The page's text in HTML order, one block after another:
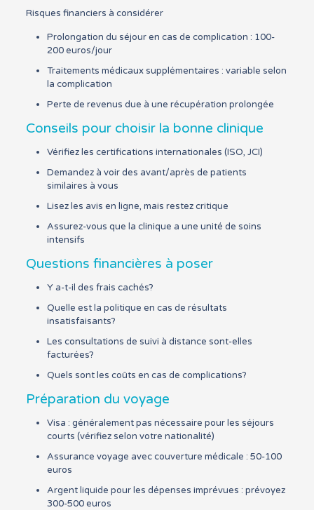
Risques financiers à considérer
Prolongation du séjour en cas de complication : 100-
200 euros/jour
Traitements médicaux supplémentaires : variable selon
la complication
Perte de revenus due à une récupération prolongée
Conseils pour choisir la bonne clinique
Vérifiez les certifications internationales (ISO, JCI)
Demandez à voir des avant/après de patients
similaires à vous
Lisez les avis en ligne, mais restez critique
Assurez-vous que la clinique a une unité de soins
intensifs
Questions financières à poser
Y a-t-il des frais cachés?
Quelle est la politique en cas de résultats
insatisfaisants?
Les consultations de suivi à distance sont-elles
facturées?
Quels sont les coûts en cas de complications?
Préparation du voyage
Visa : généralement pas nécessaire pour les séjours
courts (vérifiez selon votre nationalité)
Assurance voyage avec couverture médicale : 50-100
euros
Argent liquide pour les dépenses imprévues : prévoyez
300-500 euros